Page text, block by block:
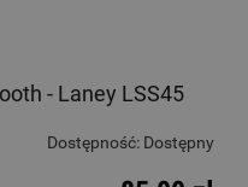
- Laney LSS45
Dostępność: Dostępny